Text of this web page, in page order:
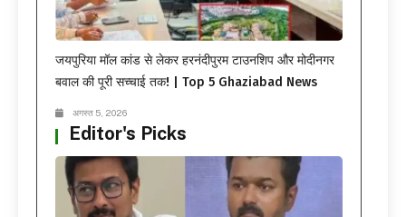
जयपुरिया मॉल कांड से लेकर हरनंदीपुरम टाउनशिप और मोदीनगर
बवाल की पूरी सच्चाई तक! | Top 5 Ghaziabad News
अगस्त 5, 2026
Editor's Picks